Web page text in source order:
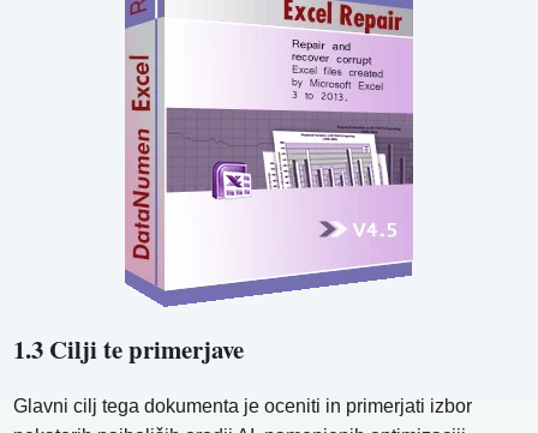
1.3 Cilji te primerjave
Glavni cilj tega dokumenta je oceniti in primerjati izbor